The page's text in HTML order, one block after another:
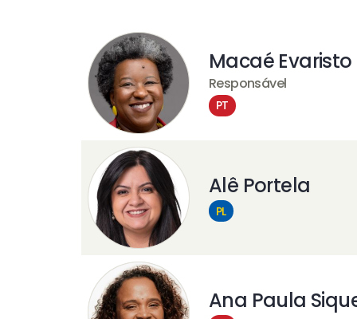
Macaé Evaristo
Responsável
PT
Alê Portela
PL
Ana Paula